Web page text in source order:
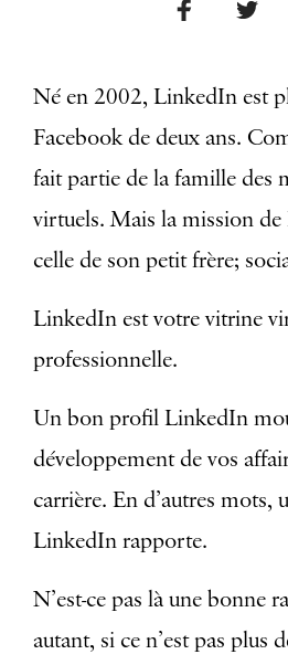
Né en 2002, LinkedIn est
Facebook de deux ans.
fait partie de la famille des
virtuels. Mais la mission de
celle de son petit frère;
LinkedIn est votre vitrine
professionnelle.
Un bon profil LinkedIn
développement de vos
carrière. En d’autres mots,
LinkedIn rapporte.
N’est-ce pas là une bonne
autant, si ce n’est pas plus